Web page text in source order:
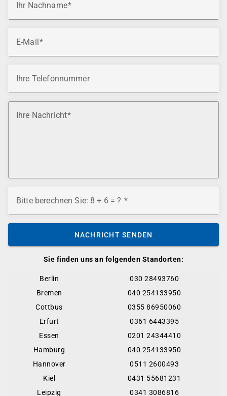
Sie finden uns an folgenden Standorten:
Berlin
030 28493760
Bremen
040 254133950
Cottbus
0355 86950060
Erfurt
0361 6443395
Essen
0201 24344410
Hamburg
040 254133950
Hannover
0511 2600493
Kiel
0431 55681231
Leipzig
0341 3086816
Ihr Nachname
E-Mail
Ihre Telefonnummer
Ihre Nachricht
Bitte berechnen Sie: 8 + 6 = ?
NACHRICHT SENDEN